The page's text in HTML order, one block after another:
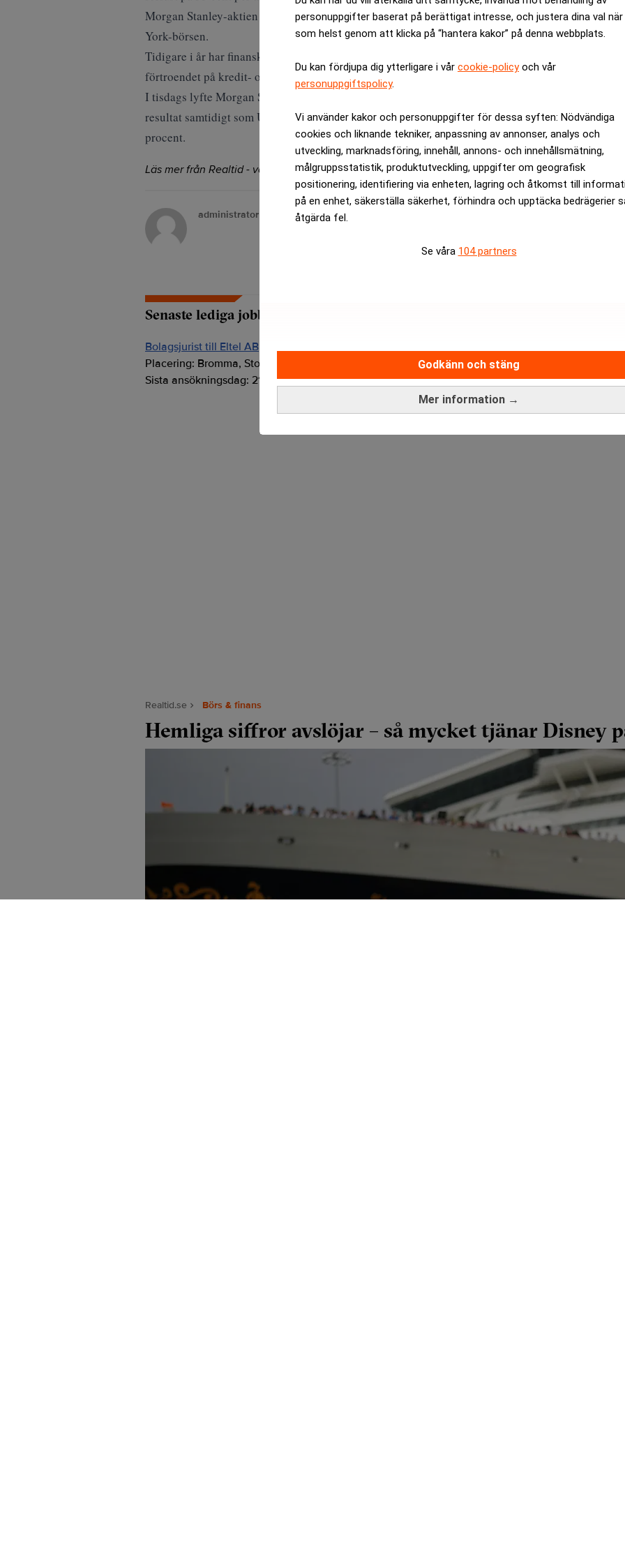
personuppgifter baserat på berättigat intresse, och justera dina val när
som helst genom att klicka på “hantera kakor” på denna webbplats.
Du kan fördjupa dig ytterligare i vår cookie-policyoch vår
personuppgiftspolicy.
Vi använder kakor och personuppgifter för dessa syften: Nödvändiga
cookies och liknande tekniker, anpassning av annonser, analys och
utveckling, marknadsföring, innehåll, annons- och innehållsmätning,
målgruppsstatistik, produktutveckling, uppgifter om geografisk
positionering, identifiering via enheten, lagring och åtkomst till
på en enhet, säkerställa säkerhet, förhindra och upptäcka bedrägerier
åtgärda fel.
Se våra 104 partners
Mer information →
Godkänn och stäng
Morgan Stanley-aktien föll initialt när siffrorna hade offentliggjorts, ned med omkring 8 procent
York-börsen.
Tidigare i år har finanskrisen raderat ut 74 procent av Morgan Stanleys börsvärde samtidigt som
förtroendet på kredit- och kapitalmarknaden pressats till att dra in 19 miljarder dollar i nytt
I tisdags lyfte Morgan Stanley-aktien med 18 procent, sedan konkurrenten Goldman Sachs
resultat samtidigt som USA:s centralbank Federal Reserve (Fed) sänkte sin styrränta oväntat
procent.
Läs mer från Realtid - vårt nyhetsbrev är kostnadsfritt: Prenumerera
administrator
Senaste lediga jobben
Bolagsjurist till Eltel AB
Placering: Bromma, Stockholm
Sista ansökningsdag: 21/08/2026
Medarbetare inom Intern
Sista ansökningsdag:
Realtid.se Börs & finans
Hemliga siffror avslöjar – så mycket tjänar Disney